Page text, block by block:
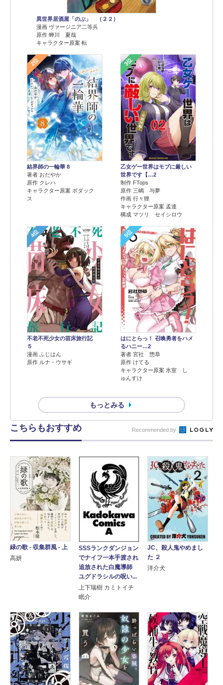
異世界居酒屋「のぶ」 （２２）
漫画 ヴァージニア二等兵
原作 蝉川 夏哉
キャラクター原案 転
2位
結界師の一輪華 8
著者 おだやか
原作 クレハ
キャラクター原案 ボダック
ス
3位
乙女ゲー世界はモブに厳しい
世界です【…2
制作 FTops
原作 三嶋 与夢
作画 行々狸
キャラクター原案 孟達
構成 マツリ セイシロウ
4位
不老不死少女の苗床旅行記
５
漫画 ふじはん
原作 ルナ・ウサギ
5位
はにとらっ！ 召喚勇者をハメ
るハニー…2
著者 宮社 惣恭
原作 けてる
キャラクター原案 氷室 し
ゅんすけ
もっとみる
こちらもおすすめ Recommended by
緑の歌 - 収集群風 - 上
高妍
SSSランクダンジョン
でナイフ一本手渡され
追放された白魔導師
ユグドラシルの呪い...
上下瑞樹 カミトイチ
眠介
JC、殺人鬼やめまし
た ２
洋介犬